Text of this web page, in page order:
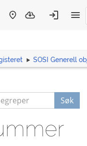
SOSI Generell
Søk